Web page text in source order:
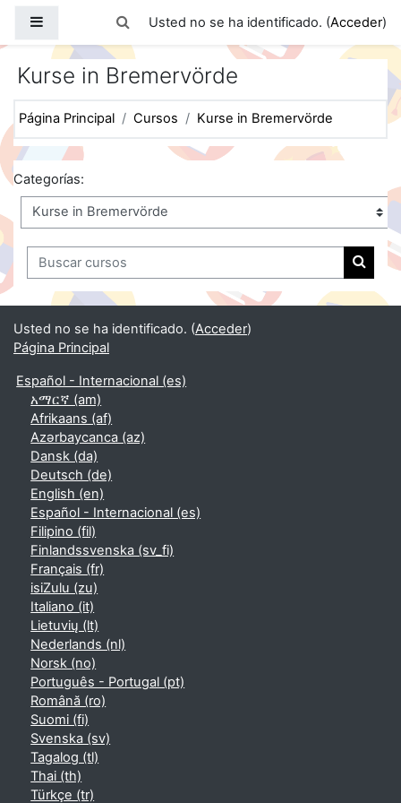
Panel lateral
Selector de búsqueda de entrada
Usted no se ha identificado. (Acceder)
Kurse in Bremervörde
Página Principal Cursos Kurse in Bremervörde
Categorías:
Buscar cursos
Usted no se ha identificado. (Acceder)
Página Principal
Español - Internacional ‎(es)‎
አማርኛ ‎(am)‎
Afrikaans ‎(af)‎
Azərbaycanca ‎(az)‎
Dansk ‎(da)‎
Deutsch ‎(de)‎
English ‎(en)‎
Español - Internacional ‎(es)‎
Filipino ‎(fil)‎
Finlandssvenska ‎(sv_fi)‎
Français ‎(fr)‎
isiZulu ‎(zu)‎
Italiano ‎(it)‎
Lietuvių ‎(lt)‎
Nederlands ‎(nl)‎
Norsk ‎(no)‎
Português - Portugal ‎(pt)‎
Română ‎(ro)‎
Suomi ‎(fi)‎
Svenska ‎(sv)‎
Tagalog ‎(tl)‎
Thai ‎(th)‎
Türkçe ‎(tr)‎